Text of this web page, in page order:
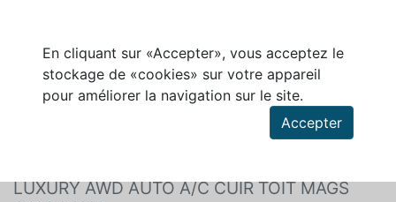
En cliquant sur «Accepter», vous acceptez le
stockage de «cookies» sur votre appareil
pour améliorer la navigation sur le site.
Accepter
LUXURY AWD AUTO A/C CUIR TOIT MAGS